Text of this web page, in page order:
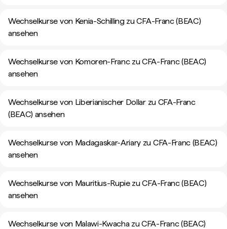
Wechselkurse von Kenia-Schilling zu CFA-Franc (BEAC)
ansehen
Wechselkurse von Komoren-Franc zu CFA-Franc (BEAC)
ansehen
Wechselkurse von Liberianischer Dollar zu CFA-Franc
(BEAC) ansehen
Wechselkurse von Madagaskar-Ariary zu CFA-Franc (BEAC)
ansehen
Wechselkurse von Mauritius-Rupie zu CFA-Franc (BEAC)
ansehen
Wechselkurse von Malawi-Kwacha zu CFA-Franc (BEAC)